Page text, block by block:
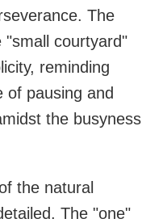
The
"small courtyard"
reminding
of pausing and
the busyness
the natural
The "one"